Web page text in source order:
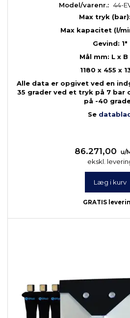
Model/varenr.: 44-
Max tryk
Max kapacitet (l/
Gevind: 1"
Mål mm: L x B
1180 x 455 x
Alle data er opgivet ved en
35 grader ved et tryk på 7 bar
på -40
Se
86.271,00 u/
ekskl.
Læg i kurv
GRATIS